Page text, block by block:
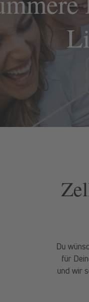
Du
für
und wir